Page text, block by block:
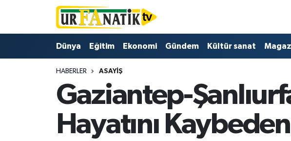
Dünya Eğitim Ekonomi Gündem Kültür sanat
HABERLER ASAYIŞ
Gaziantep-
Hayatını
Süper Lig Puan Durumu ve Fikstür
Tüm Manşetler
Son Dakika Haberleri